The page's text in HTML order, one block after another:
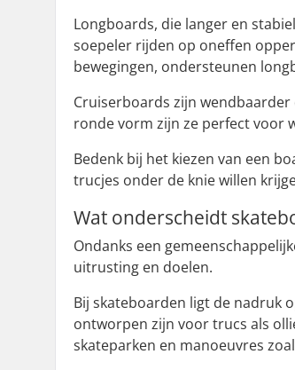
Longboards, die langer en
soepeler rijden op oneffen
bewegingen, ondersteunen
Cruiserboards zijn
ronde vorm zijn ze perfect voor
Bedenk bij het kiezen van een
trucjes onder de knie willen
Wat onderscheidt
Ondanks een
uitrusting en doelen.
Bij skateboarden ligt de nadruk
ontworpen zijn voor trucs als
skateparken en manoeuvres